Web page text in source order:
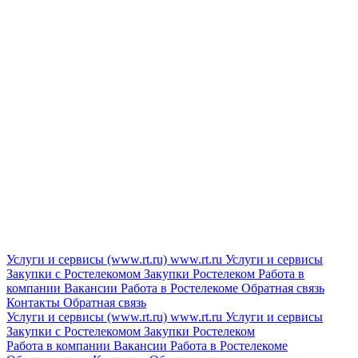
Услуги и сервисы (www.rt.ru) www.rt.ru Услуги и сервисы
Закупки с Ростелекомом Закупки Ростелеком Работа в
компании Вакансии Работа в Ростелекоме Обратная связь
Контакты Обратная связь
Услуги и сервисы (www.rt.ru) www.rt.ru Услуги и сервисы
Закупки с Ростелекомом Закупки Ростелеком
Работа в компании Вакансии Работа в Ростелекоме